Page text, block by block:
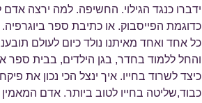
ידברו כנגד הגילוי. החשיפה. למה ירצה
כדוגמת הפייסבוק. או כתיבת ספר ביוגרפיה.
כל אחד ואחד מאיתנו נולד כיום לעולם
והחל ללמוד בחדר, בגן הילדים, בבית ספר
כיצד לשרוד בחייו. איך ינצל הכי נכון את
כבוד,שליטה בחייו לטוב ביותר. אדם